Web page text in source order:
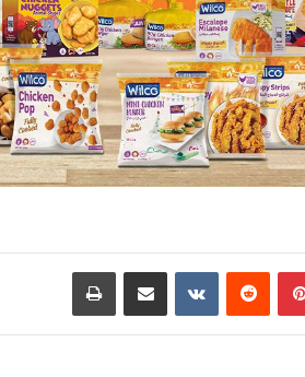
بينتيريست مشاركة عبر البريد طباعة